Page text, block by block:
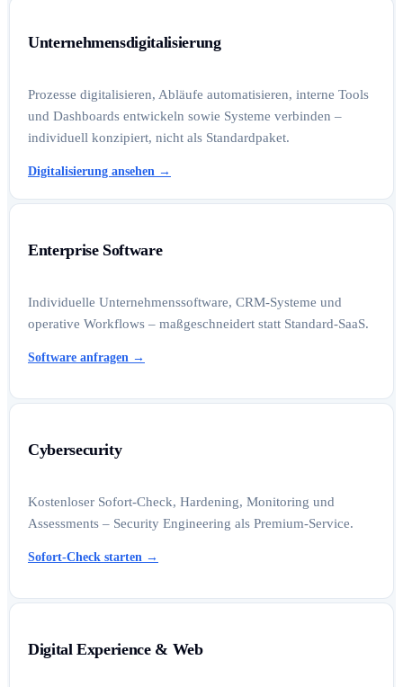
Unternehmensdigitalisierung
Prozesse digitalisieren, Abläufe automatisieren, interne Tools
und Dashboards entwickeln sowie Systeme verbinden –
individuell konzipiert, nicht als Standardpaket.
Digitalisierung ansehen →
Enterprise Software
Individuelle Unternehmenssoftware, CRM-Systeme und
operative Workflows – maßgeschneidert statt Standard-SaaS.
Software anfragen →
Cybersecurity
Kostenloser Sofort-Check, Hardening, Monitoring und
Assessments – Security Engineering als Premium-Service.
Sofort-Check starten →
Digital Experience & Web